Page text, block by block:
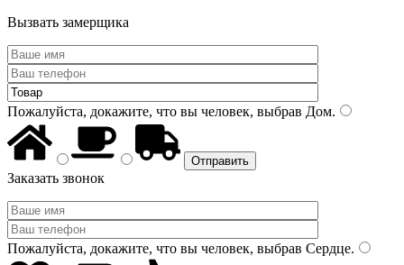
Вызвать замерщика
Пожалуйста, докажите, что вы человек, выбрав Дом.
Заказать звонок
Пожалуйста, докажите, что вы человек, выбрав Сердце.